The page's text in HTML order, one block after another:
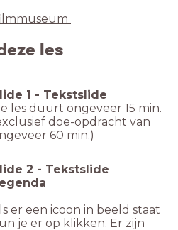
les
1 - Tekstslide
les duurt ongeveer 15 min.
doe-opdracht van
60 min.)
2 - Tekstslide
er een icoon in beeld staat
je er op klikken. Er zijn